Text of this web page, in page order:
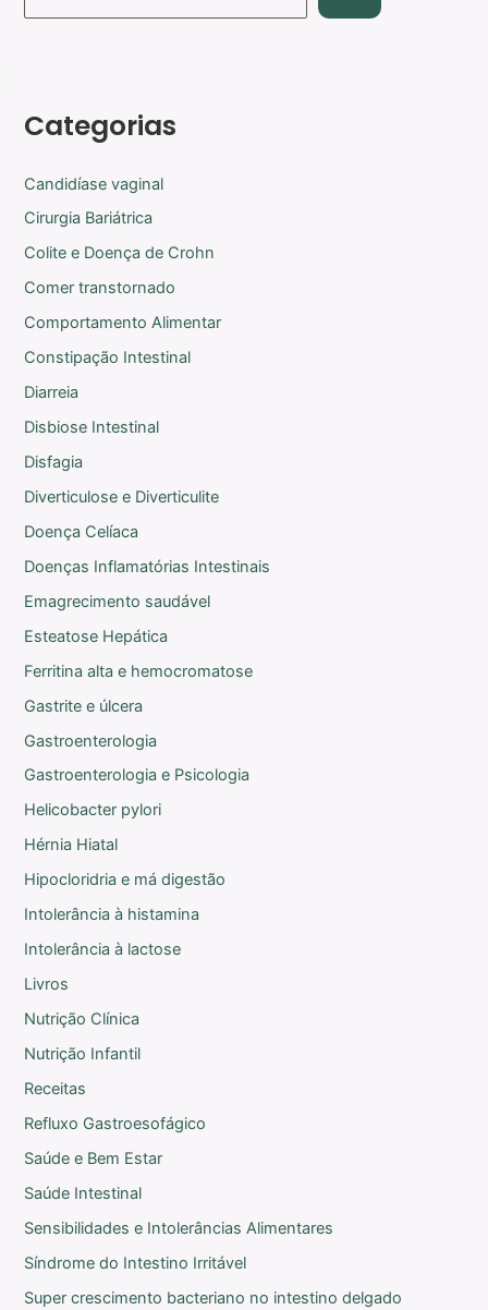
Categorias
Candidíase vaginal
Cirurgia Bariátrica
Colite e Doença de Crohn
Comer transtornado
Comportamento Alimentar
Constipação Intestinal
Diarreia
Disbiose Intestinal
Disfagia
Diverticulose e Diverticulite
Doença Celíaca
Doenças Inflamatórias Intestinais
Emagrecimento saudável
Esteatose Hepática
Ferritina alta e hemocromatose
Gastrite e úlcera
Gastroenterologia
Gastroenterologia e Psicologia
Helicobacter pylori
Hérnia Hiatal
Hipocloridria e má digestão
Intolerância à histamina
Intolerância à lactose
Livros
Nutrição Clínica
Nutrição Infantil
Receitas
Refluxo Gastroesofágico
Saúde e Bem Estar
Saúde Intestinal
Sensibilidades e Intolerâncias Alimentares
Síndrome do Intestino Irritável
Super crescimento bacteriano no intestino delgado